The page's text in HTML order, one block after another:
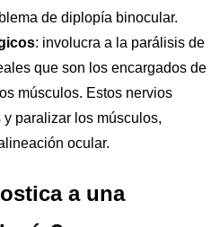
de diplopía binocular.
: involucra a la parálisis de
que son los encargados de
músculos. Estos nervios
paralizar los músculos,
ocular.
a una